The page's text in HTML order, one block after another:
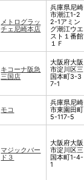
メトログラッ
チェ尼崎本店
兵庫県尼崎
市潮江1-2
2-1アミン
グ潮江ウエ
スト１番館
１Ｆ
キコーナ阪急
三国店
大阪府大阪
市淀川区三
国本町3-3
7-1
モコ
兵庫県尼崎
市東園田町
5-117-5
マジックバー
ド３
大阪府大阪
市淀川区三
国本町1-4-
1